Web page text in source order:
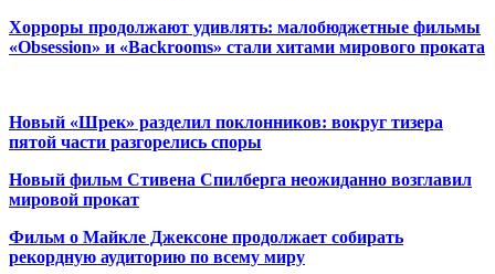
Хорроры продолжают удивлять: малобюджетные фильмы
«Obsession» и «Backrooms» стали хитами мирового проката
Новый «Шрек» разделил поклонников: вокруг тизера
пятой части разгорелись споры
Новый фильм Стивена Спилберга неожиданно возглавил
мировой прокат
Фильм о Майкле Джексоне продолжает собирать
рекордную аудиторию по всему миру